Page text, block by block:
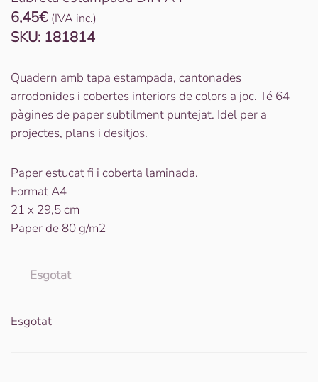
6,45€ (IVA inc.)
SKU: 181814
Quadern amb tapa estampada, cantonades
arrodonides i cobertes interiors de colors a joc. Té 64
pàgines de paper subtilment puntejat. Idel per a
projectes, plans i desitjos.
Paper estucat fi i coberta laminada.
Format A4
21 x 29,5 cm
Paper de 80 g/m2
Esgotat
Esgotat